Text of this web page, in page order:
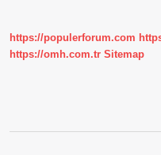
https://populerforum.com
https://omh.com.tr Sitemap